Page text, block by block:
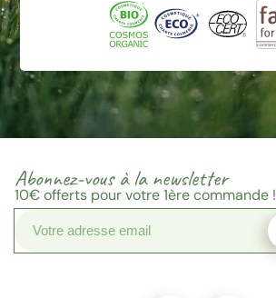
Abonnez-vous à la newsletter
10€offerts pour votre 1ère commande !